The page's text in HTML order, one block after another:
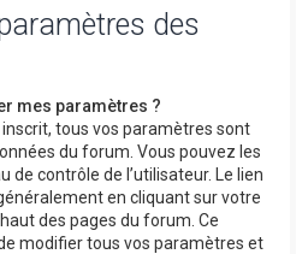
des
mes paramètres ?
tous vos paramètres sont
du forum. Vous pouvez les
de contrôle de l’utilisateur. Le lien
en cliquant sur votre
des pages du forum. Ce
modifier tous vos paramètres et